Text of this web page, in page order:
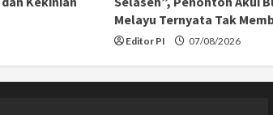
Melayu Ternyata Tak
Editor PI 07/08/2026